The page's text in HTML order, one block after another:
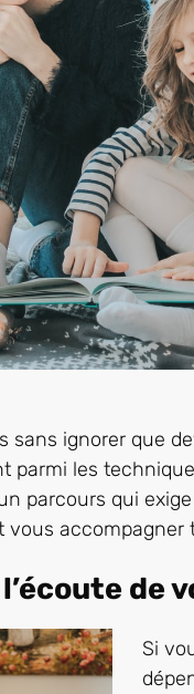
sans ignorer que
parmi les
parcours qui
vous accompagner
de
Si